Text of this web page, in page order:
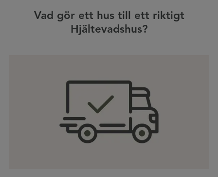
Vad gör ett hus till ett riktigt
Hjältevadshus?